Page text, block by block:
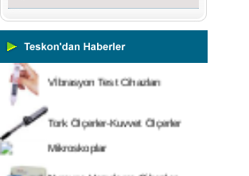
Cihazları
Tork Ölçerler-Kuvvet Ölçerler
Mikroskoplar